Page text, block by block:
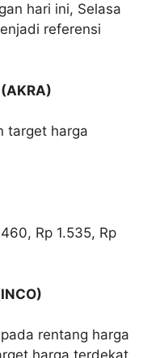
hari ini, Selasa
referensi
target harga
Rp 1.535, Rp
rentang harga